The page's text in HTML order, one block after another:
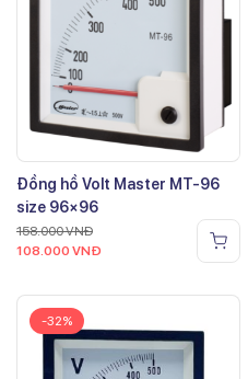
Đồng hồ Volt Master MT-96
size 96×96
158.000VNĐ
108.000 VNĐ
-32%